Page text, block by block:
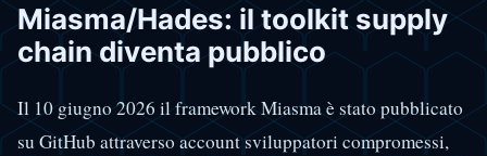
Miasma/Hades: il toolkit supply
chain diventa pubblico
Il 10 giugno 2026 il framework Miasma è stato pubblicato
su GitHub attraverso account sviluppatori compromessi,